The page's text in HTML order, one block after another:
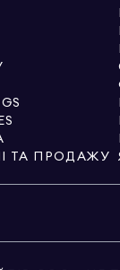
ТА ПРОДАЖУ